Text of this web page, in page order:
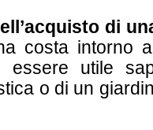
di
costa intorno
essere utile
o di un